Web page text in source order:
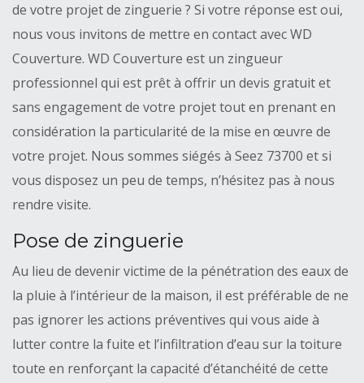
de votre projet de zinguerie ? Si votre réponse est oui,
nous vous invitons de mettre en contact avec WD
Couverture. WD Couverture est un zingueur
professionnel qui est prêt à offrir un devis gratuit et
sans engagement de votre projet tout en prenant en
considération la particularité de la mise en œuvre de
votre projet. Nous sommes siégés à Seez 73700 et si
vous disposez un peu de temps, n’hésitez pas à nous
rendre visite.
Pose de zinguerie
Au lieu de devenir victime de la pénétration des eaux de
la pluie à l’intérieur de la maison, il est préférable de ne
pas ignorer les actions préventives qui vous aide à
lutter contre la fuite et l’infiltration d’eau sur la toiture
toute en renforçant la capacité d’étanchéité de cette